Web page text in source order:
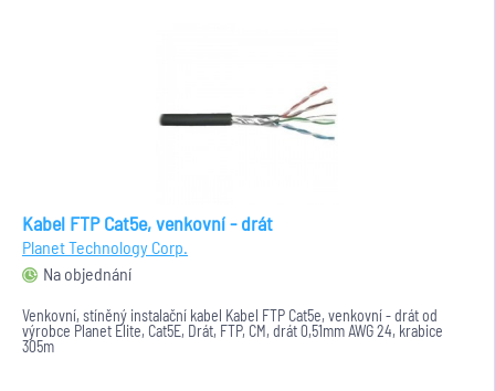
Kabel FTP Cat5e, venkovní - drát
Planet Technology Corp.
Na objednání
Venkovní, stíněný instalační kabel Kabel FTP Cat5e, venkovní - drát od
výrobce Planet Elite, Cat5E, Drát, FTP, CM, drát 0,51mm AWG 24, krabice
305m